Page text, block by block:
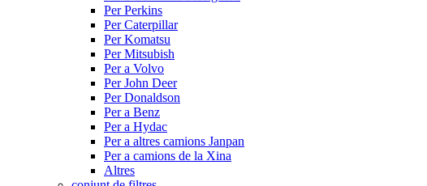
Per Perkins
Per Caterpillar
Per Komatsu
Per Mitsubish
Per a Volvo
Per John Deer
Per Donaldson
Per a Benz
Per a Hydac
Per a altres camions Janpan
Per a camions de la Xina
Altres